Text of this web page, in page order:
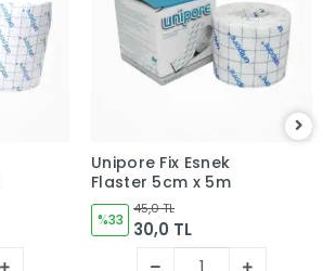
Unipore Fix Esnek
Flaster 5cm x 5m
%33
45,0 TL
30,0 TL